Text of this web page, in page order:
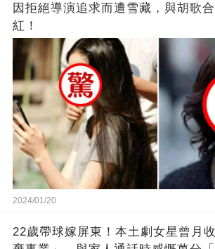
因拒絕導演追求而遭雪藏，與胡歌
紅！
2024/01/20
22歲帶球嫁屏東！本土劇女星曾月